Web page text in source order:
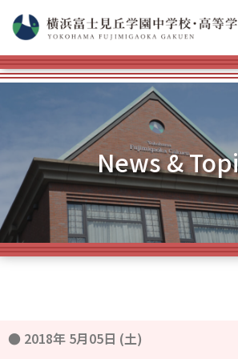
News &
● 2018年 5月05日 (土)